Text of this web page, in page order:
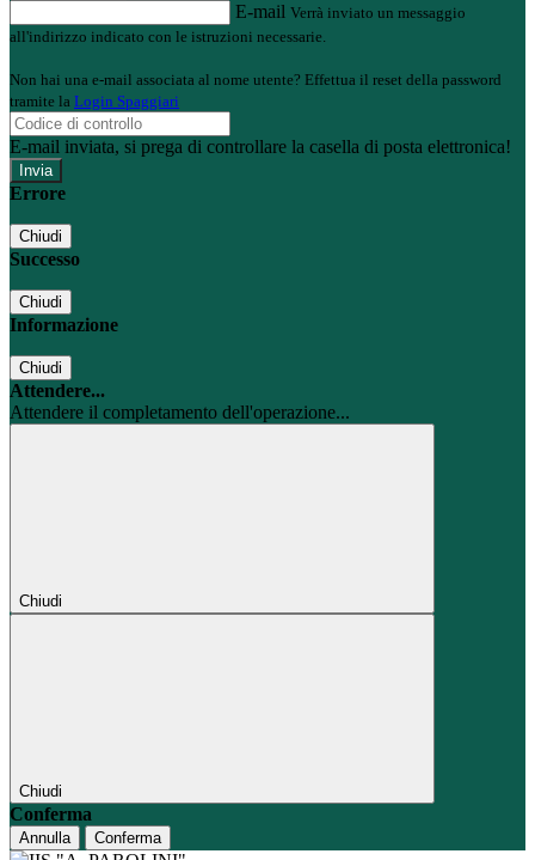
E-mail Verrà inviato un messaggio
all'indirizzo indicato con le istruzioni necessarie.
Non hai una e-mail associata al nome utente? Effettua il reset della password
tramite la Login Spaggiari
E-mail inviata, si prega di controllare la casella di posta elettronica!
Errore
Chiudi
Successo
Chiudi
Informazione
Chiudi
Attendere...
Attendere il completamento dell'operazione...
Chiudi
Chiudi
Conferma
Annulla Conferma